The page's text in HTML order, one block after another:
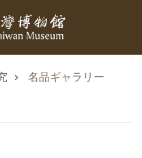
ャンプします
名品ギャラリー